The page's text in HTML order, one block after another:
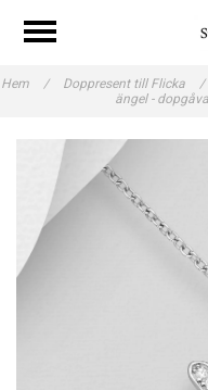
Hem / Doppresent till Flicka /
ängel -